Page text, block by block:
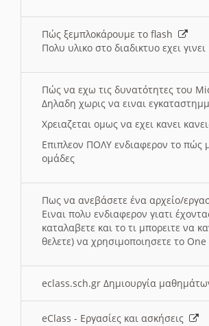
Πώς ξεμπλοκάρουμε το flash
Πολυ υλικο στο διαδικτυο εχει
Πώς να εχω τις δυνατότητες του
Δηλαδη χωρις να ειναι
Χρειαζεται ομως να εχει κανει
Επιπλεον ΠΟΛΥ ενδιαφερον το
ομάδες
Πως να ανεβάσετε ένα αρχείο/
Ειναι πολυ ενδιαφερον γιατι
καταλαβετε και το τι μπορειτε να
θελετε) να χρησιμοποιησετε το
eclass.sch.gr Δημιουργία
eClass - Εργασίες και ασκήσεις